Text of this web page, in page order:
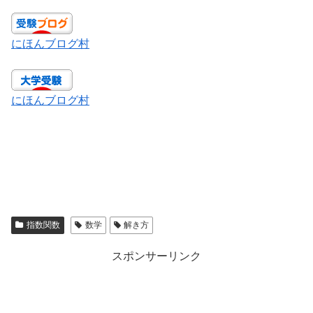
にほんブログ村
にほんブログ村
指数関数 数学 解き方
スポンサーリンク